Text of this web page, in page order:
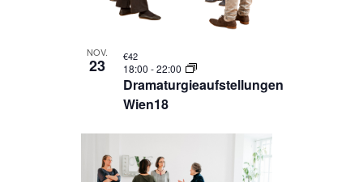
NOV.
23
Dramaturgieaufstellungen
Wien18
18:00-22:00
€42